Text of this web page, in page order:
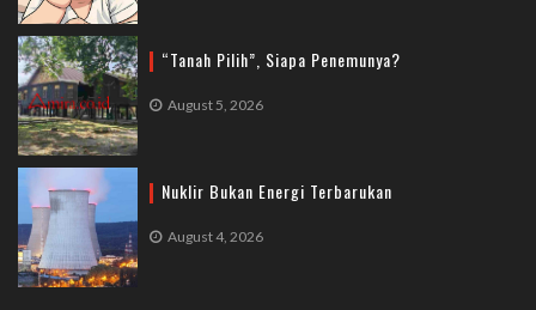
“Tanah Pilih”, Siapa Penemunya?
August 5, 2026
Nuklir Bukan Energi Terbarukan
August 4, 2026